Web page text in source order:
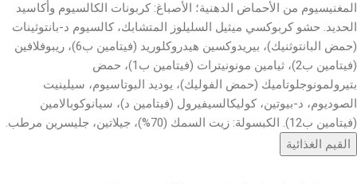
المغنيسيوم من الأحماض الدهنية؛ الأصباغ: كربونات الكالسيوم وأكاسيد
الحديد. حشو كربوكسي ميثيل السليلوز المتشابك، كالسيوم د-بانتوثينات
(حمض البانتوثنيك)، بيريدوكسين هيدروكلوريد (فيتامين ب6)، ريبوفلافين
(فيتامين ب2)، ثيامين مونونيترات (فيتامين ب1)، حمض
بتيرولمونوجلوتاميك (حمض الفوليك)، يوديد البوتاسيوم، سيلينيت
الصوديوم، د-بيوتين، كوليكالسيفيرول (فيتامين د)، سيانوكوبالامين
(فيتامين ب12). الكبسولة: زيت السمك (70%)، جيلاتين، جليسرين مرطب.
القيم الغذائية